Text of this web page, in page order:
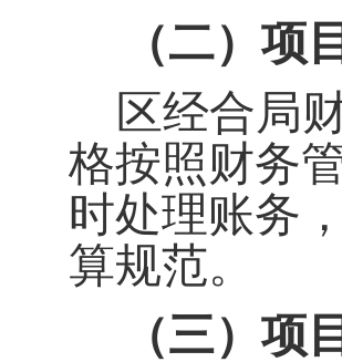
（二）项
区经合局
格按照财务
时处理账务，
算规范。
（三）项